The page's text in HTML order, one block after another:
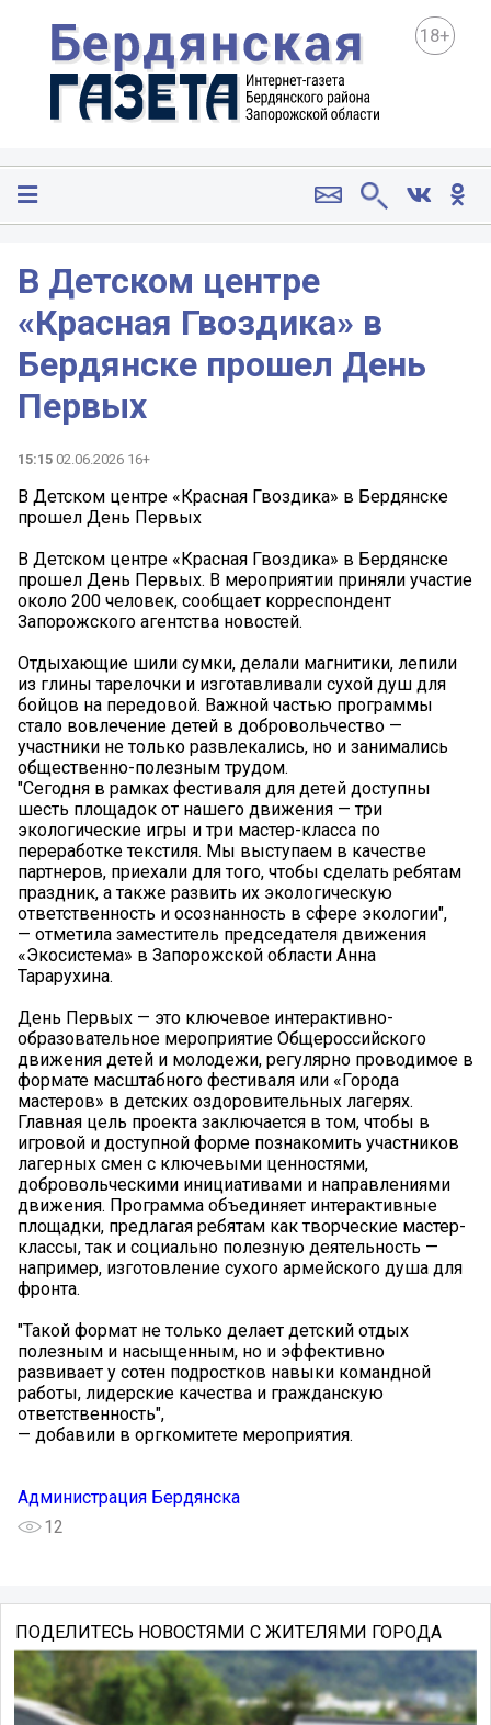
18+
В Детском центре
«Красная Гвоздика» в
Бердянске прошел День
Первых
15:15 02.06.2026 16+
В Детском центре «Красная Гвоздика» в Бердянске
прошел День Первых
В Детском центре «Красная Гвоздика» в Бердянске
прошел День Первых. В мероприятии приняли участие
около 200 человек, сообщает корреспондент
Запорожского агентства новостей.
Отдыхающие шили сумки, делали магнитики, лепили
из глины тарелочки и изготавливали сухой душ для
бойцов на передовой. Важной частью программы
стало вовлечение детей в добровольчество —
участники не только развлекались, но и занимались
общественно-полезным трудом.
"Сегодня в рамках фестиваля для детей доступны
шесть площадок от нашего движения — три
экологические игры и три мастер-класса по
переработке текстиля. Мы выступаем в качестве
партнеров, приехали для того, чтобы сделать ребятам
праздник, а также развить их экологическую
ответственность и осознанность в сфере экологии",
— отметила заместитель председателя движения
«Экосистема» в Запорожской области Анна
Тарарухина.
День Первых — это ключевое интерактивно-
образовательное мероприятие Общероссийского
движения детей и молодежи, регулярно проводимое в
формате масштабного фестиваля или «Города
мастеров» в детских оздоровительных лагерях.
Главная цель проекта заключается в том, чтобы в
игровой и доступной форме познакомить участников
лагерных смен с ключевыми ценностями,
добровольческими инициативами и направлениями
движения. Программа объединяет интерактивные
площадки, предлагая ребятам как творческие мастер-
классы, так и социально полезную деятельность —
например, изготовление сухого армейского душа для
фронта.
"Такой формат не только делает детский отдых
полезным и насыщенным, но и эффективно
развивает у сотен подростков навыки командной
работы, лидерские качества и гражданскую
ответственность",
— добавили в оргкомитете мероприятия.
Администрация Бердянска
12
ПОДЕЛИТЕСЬ НОВОСТЯМИ С ЖИТЕЛЯМИ ГОРОДА